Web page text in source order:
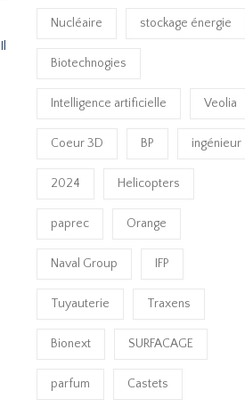
Nucléaire stockage énergie
Biotechnogies
Intelligence artificielle Veolia
Coeur 3D BP ingénieur
2024 Helicopters
paprec Orange
Naval Group IFP
Tuyauterie Traxens
Bionext SURFACAGE
parfum Castets